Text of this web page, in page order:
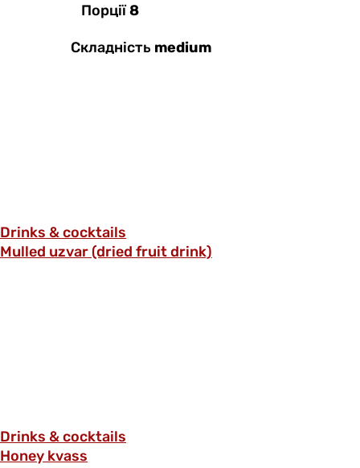
Порції8
Складність medium
Drinks & cocktails
Mulled uzvar (dried fruit drink)
Drinks & cocktails
Honey kvass